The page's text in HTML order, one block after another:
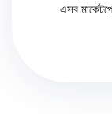
এসব